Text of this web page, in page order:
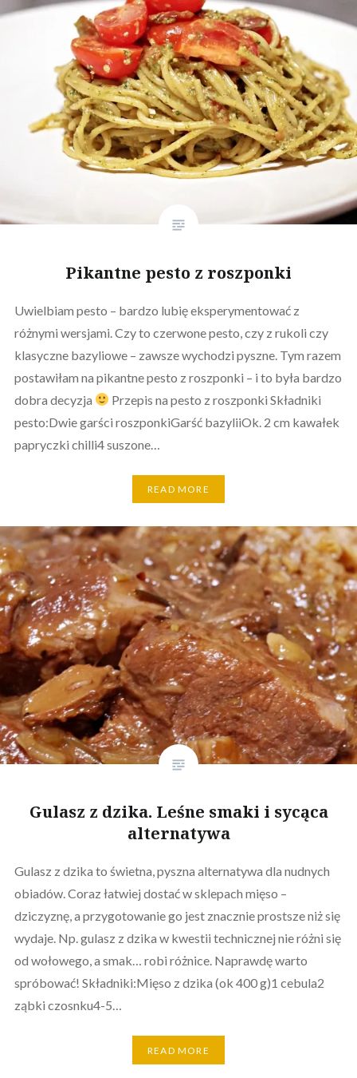
Pikantne pesto z roszponki
Uwielbiam pesto – bardzo lubię eksperymentować z
różnymi wersjami. Czy to czerwone pesto, czy z rukoli czy
klasyczne bazyliowe – zawsze wychodzi pyszne. Tym razem
postawiłam na pikantne pesto z roszponki – i to była bardzo
dobra decyzja
Przepis na pesto z roszponki Składniki
pesto:Dwie garści roszponkiGarść bazyliiOk. 2 cm kawałek
papryczki chilli4 suszone…
READ MORE
Gulasz z dzika. Leśne smaki i sycąca
alternatywa
Gulasz z dzika to świetna, pyszna alternatywa dla nudnych
obiadów. Coraz łatwiej dostać w sklepach mięso –
dziczyznę, a przygotowanie go jest znacznie prostsze niż się
wydaje. Np. gulasz z dzika w kwestii technicznej nie różni się
od wołowego, a smak… robi różnice. Naprawdę warto
spróbować! Składniki:Mięso z dzika (ok 400 g)1 cebula2
ząbki czosnku4-5…
READ MORE